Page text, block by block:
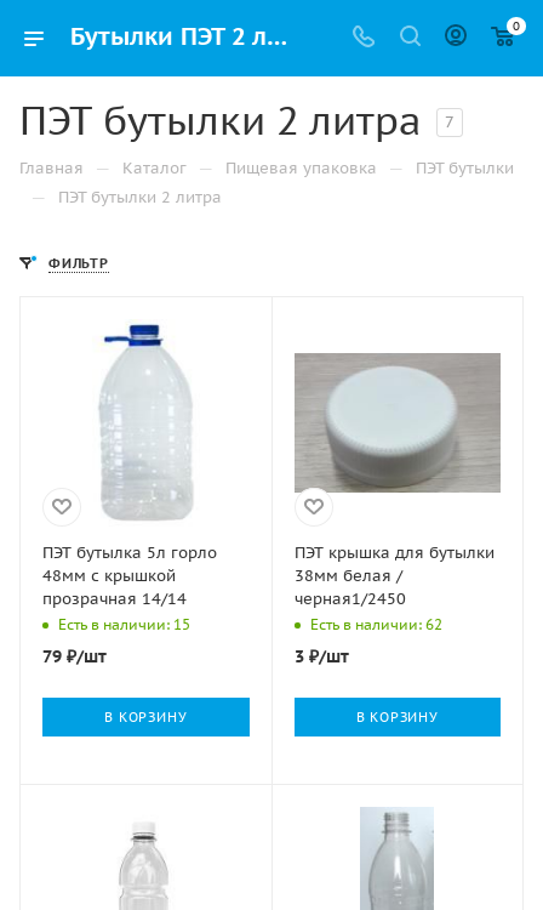
Бутылки ПЭТ 2 л пластиковые купить по выгодной цене в Ижевске | Упак РФ 0
ПЭТ бутылки 2 литра 7
Главная — Каталог — Пищевая упаковка — ПЭТ бутылки
— ПЭТ бутылки 2 литра
ФИЛЬТР
ПЭТ бутылка 5л горло
48мм с крышкой
прозрачная 14/14
Есть в наличии: 15
79 ₽/шт
В КОРЗИНУ
ПЭТ крышка для бутылки
38мм белая /
черная1/2450
Есть в наличии: 62
3₽/шт
В КОРЗИНУ